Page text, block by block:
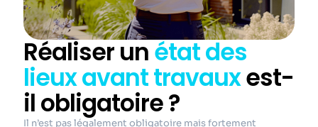
Réaliser unétat des
lieux avant travauxest-
il obligatoire ?
Il n’est pas légalement obligatoire mais fortement